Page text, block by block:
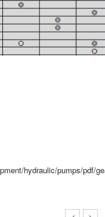
hydraulic/pumps/pdf/